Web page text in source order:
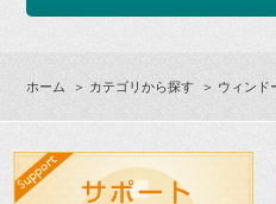
ホーム ＞ カテゴリから探す ＞ ウィンド